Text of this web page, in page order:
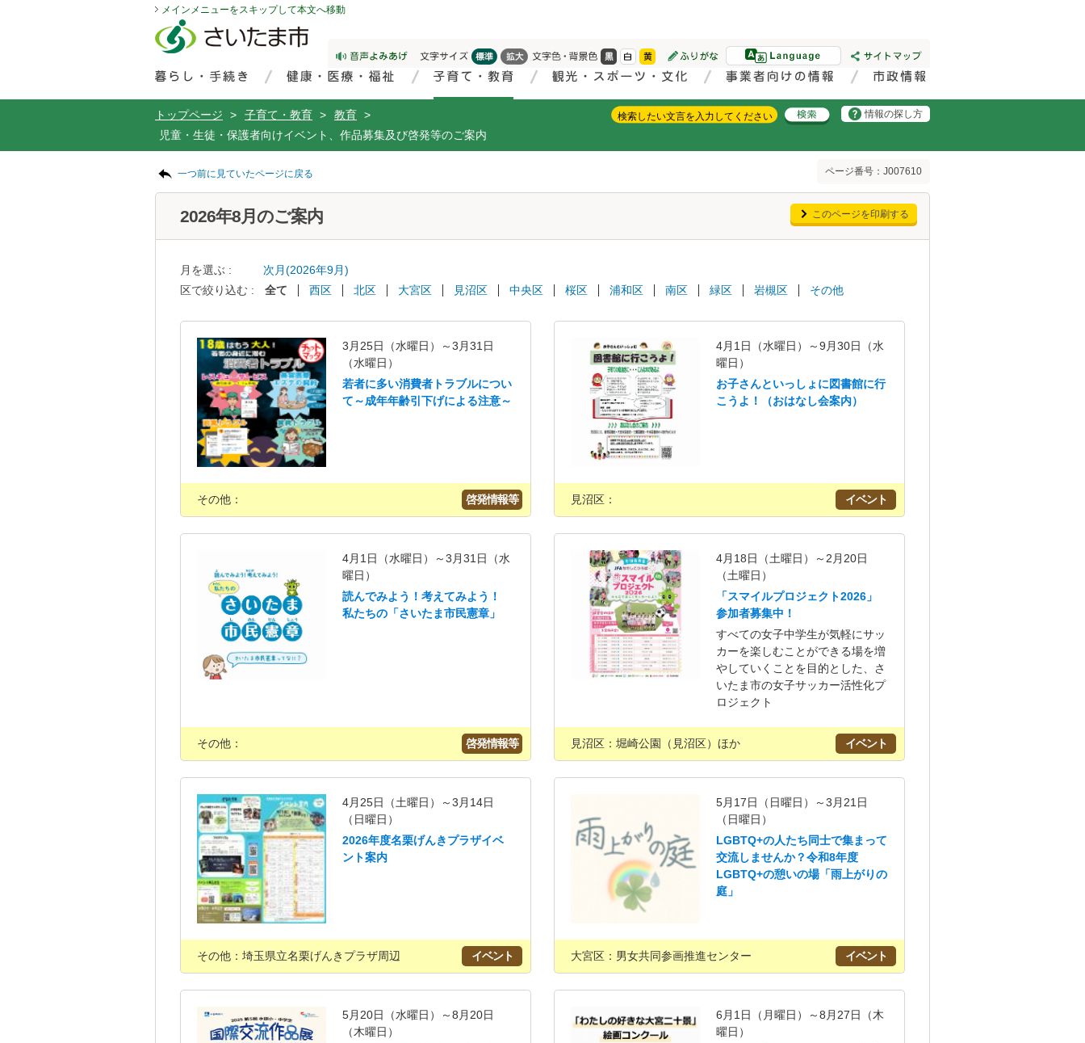
メインメニューをスキップして本文へ移動
トップページ > 子育て・教育 > 教育 >
児童・生徒・保護者向けイベント、作品募集及び啓発等のご案内
情報の探し方
一つ前に見ていたページに戻る ページ番号：J007610
2026年8月のご案内 このページを印刷する
月を選ぶ :
次月(2026年9月)
区で絞り込む :
全て 西区 北区 大宮区 見沼区 中央区 桜区 浦和区 南区 緑区 岩槻区 その他
3月25日（水曜日）～3月31日
（水曜日）
若者に多い消費者トラブルについ
て～成年年齢引下げによる注意～
その他： 啓発情報等
4月1日（水曜日）～9月30日（水
曜日）
お子さんといっしょに図書館に行
こうよ！（おはなし会案内）
見沼区： イベント
4月1日（水曜日）～3月31日（水
曜日）
読んでみよう！考えてみよう！
私たちの「さいたま市民憲章」
その他： 啓発情報等
4月18日（土曜日）～2月20日
（土曜日）
「スマイルプロジェクト2026」
参加者募集中！
すべての女子中学生が気軽にサッ
カーを楽しむことができる場を増
やしていくことを目的とした、さ
いたま市の女子サッカー活性化プ
ロジェクト
見沼区：堀崎公園（見沼区）ほか イベント
4月25日（土曜日）～3月14日
（日曜日）
2026年度名栗げんきプラザイベ
ント案内
その他：埼玉県立名栗げんきプラザ周辺 イベント
5月17日（日曜日）～3月21日
（日曜日）
LGBTQ+の人たち同士で集まって
交流しませんか？令和8年度
LGBTQ+の憩いの場「雨上がりの
庭」
大宮区：男女共同参画推進センター イベント
5月20日（水曜日）～8月20日
（木曜日）
6月1日（月曜日）～8月27日（木
曜日）